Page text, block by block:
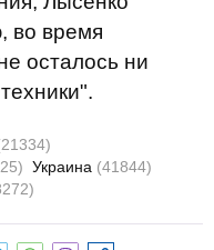
во время
осталось ни
Украина (41844)